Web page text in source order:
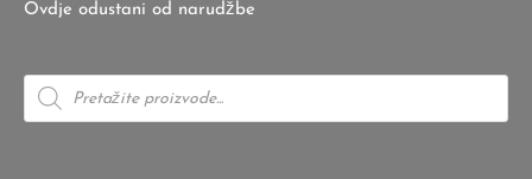
Ovdje odustani od narudžbe
Products
search